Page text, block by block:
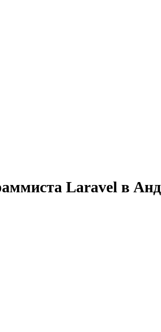
Laravel в